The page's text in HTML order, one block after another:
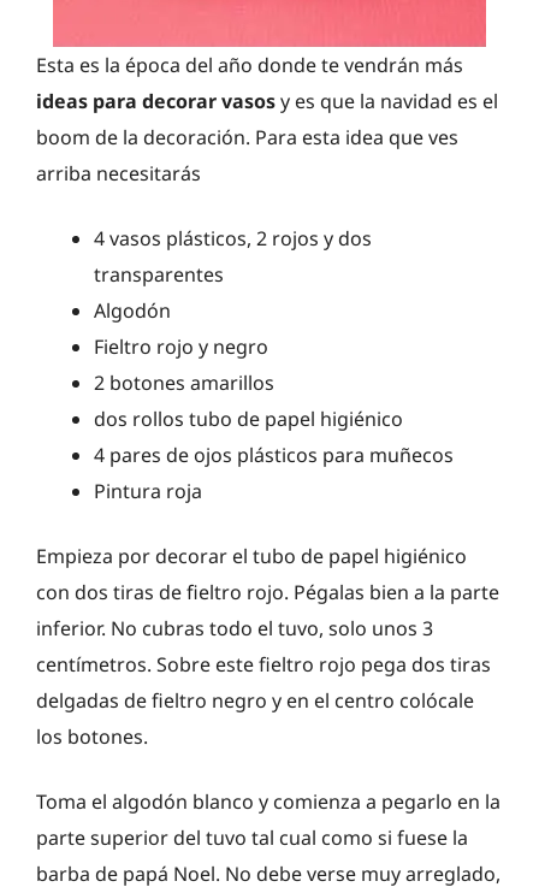
Esta es la época del año donde te vendrán más
ideas para decorar vasosy es que la navidad es el
boom de la decoración. Para esta idea que ves
arriba necesitarás
4 vasos plásticos, 2 rojos y dos
transparentes
Algodón
Fieltro rojo y negro
2 botones amarillos
dos rollos tubo de papel higiénico
4 pares de ojos plásticos para muñecos
Pintura roja
Empieza por decorar el tubo de papel higiénico
con dos tiras de fieltro rojo. Pégalas bien a la parte
inferior. No cubras todo el tuvo, solo unos 3
centímetros. Sobre este fieltro rojo pega dos tiras
delgadas de fieltro negro y en el centro colócale
los botones.
Toma el algodón blanco y comienza a pegarlo en la
parte superior del tuvo tal cual como si fuese la
barba de papá Noel. No debe verse muy arreglado,